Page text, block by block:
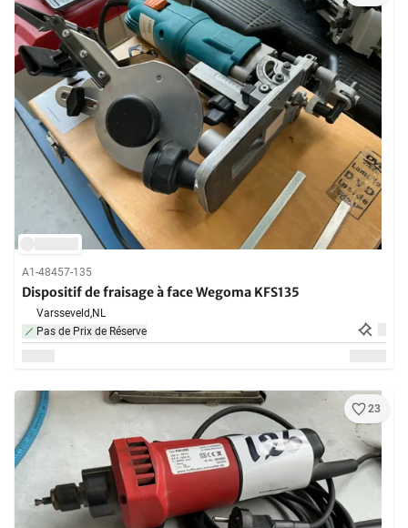
A1-48457-135
Dispositif de fraisage à face Wegoma KFS135
Varsseveld,NL
Pas de Prix de Réserve
23